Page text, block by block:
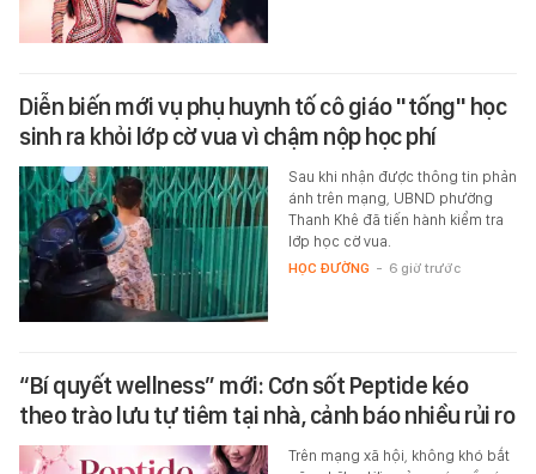
Diễn biến mới vụ phụ huynh tố cô giáo "tống" học
sinh ra khỏi lớp cờ vua vì chậm nộp học phí
Sau khi nhận được thông tin phản
ánh trên mạng, UBND phường
Thanh Khê đã tiến hành kiểm tra
lớp học cờ vua.
HỌC ĐƯỜNG - 6 giờ trước
“Bí quyết wellness” mới: Cơn sốt Peptide kéo
theo trào lưu tự tiêm tại nhà, cảnh báo nhiều rủi ro
Trên mạng xã hội, không khó bắt